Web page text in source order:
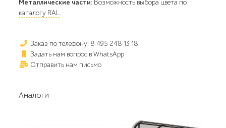
Металлические части: Возможность выбора цвета по
каталогу RAL.
Заказ по телефону: 8 495 248 13 18
Задать нам вопрос в WhatsApp
Отправить нам письмо
Аналоги